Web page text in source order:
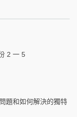
2 一 5
題和如何解決的獨特